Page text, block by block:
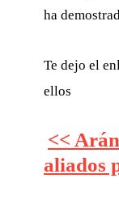
ha
Te dejo el
ellos
<<
aliados